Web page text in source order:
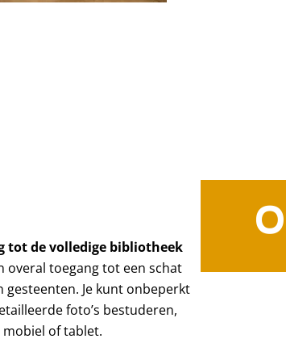
tot de volledige bibliotheek
overal toegang tot een schat
Je kunt onbeperkt
foto’s bestuderen,
of tablet.